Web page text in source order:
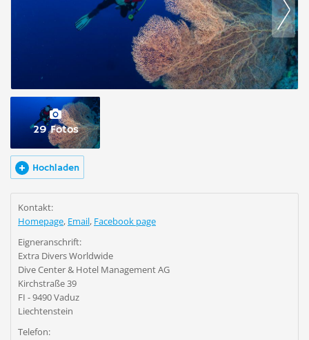
29 Fotos
Hochladen
Kontakt:
Homepage, Email, Facebook page
Eigneranschrift:
Extra Divers Worldwide
Dive Center & Hotel Management AG
Kirchstraße 39
FI - 9490 Vaduz
Liechtenstein
Telefon: